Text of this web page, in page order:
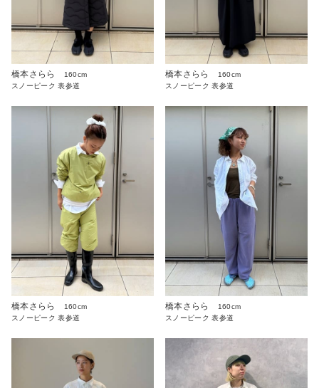
橋本さらら
160cm
スノーピーク 表参道
橋本さらら
160cm
スノーピーク 表参道
橋本さらら
160cm
スノーピーク 表参道
橋本さらら
160cm
スノーピーク 表参道